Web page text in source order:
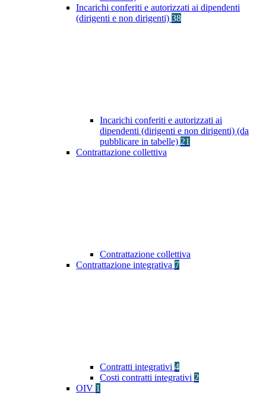
Incarichi conferiti e autorizzati ai dipendenti
(dirigenti e non dirigenti) 38
Incarichi conferiti e autorizzati ai
dipendenti (dirigenti e non dirigenti) (da
pubblicare in tabelle) 21
Contrattazione collettiva
Contrattazione collettiva
Contrattazione integrativa 7
Contratti integrativi 4
Costi contratti integrativi 2
OIV 1